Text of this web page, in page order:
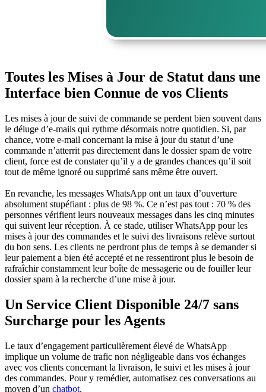
Toutes les Mises à Jour de Statut dans une
Interface bien Connue de vos Clients
Les mises à jour de suivi de commande se perdent bien souvent dans
le déluge d’e-mails qui rythme désormais notre quotidien. Si, par
chance, votre e-mail concernant la mise à jour du statut d’une
commande n’atterrit pas directement dans le dossier spam de votre
client, force est de constater qu’il y a de grandes chances qu’il soit
tout de même ignoré ou supprimé sans même être ouvert.
En revanche, les messages WhatsApp ont un taux d’ouverture
absolument stupéfiant : plus de 98 %. Ce n’est pas tout : 70 % des
personnes vérifient leurs nouveaux messages dans les cinq minutes
qui suivent leur réception. À ce stade, utiliser WhatsApp pour les
mises à jour des commandes et le suivi des livraisons relève surtout
du bon sens. Les clients ne perdront plus de temps à se demander si
leur paiement a bien été accepté et ne ressentiront plus le besoin de
rafraîchir constamment leur boîte de messagerie ou de fouiller leur
dossier spam à la recherche d’une mise à jour.
Un Service Client Disponible 24/7 sans
Surcharge pour les Agents
Le taux d’engagement particulièrement élevé de WhatsApp
implique un volume de trafic non négligeable dans vos échanges
avec vos clients concernant la livraison, le suivi et les mises à jour
des commandes. Pour y remédier, automatisez ces conversations au
moyen d’un chatbot.